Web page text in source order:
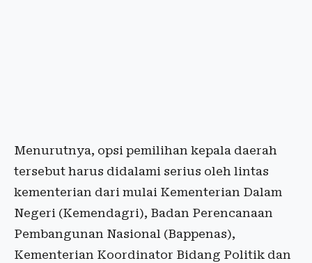
Menurutnya, opsi pemilihan kepala daerah
tersebut harus didalami serius oleh lintas
kementerian dari mulai Kementerian Dalam
Negeri (Kemendagri), Badan Perencanaan
Pembangunan Nasional (Bappenas),
Kementerian Koordinator Bidang Politik dan